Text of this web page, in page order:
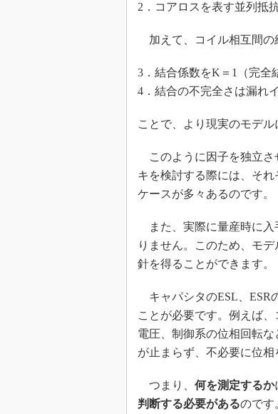
2．コアロスを表す並列抵
加えて、コイル相互間の
3．結合係数をK＝1（完全
4．結合の不完全さは漏れ
ことで、より現実のモデル
このように因子を独立さ
キを検討する際には、そ
ケースが多々あるのです。
また、実際に量産時に入
りません。このため、モ
針を得ることができます。
キャパシタのESL、ESR
ことが必要です。例えば
電圧、制御系の位相回転
が止まらず、不必要に位相
つまり、 何を測定するか
判断する必要があるのです